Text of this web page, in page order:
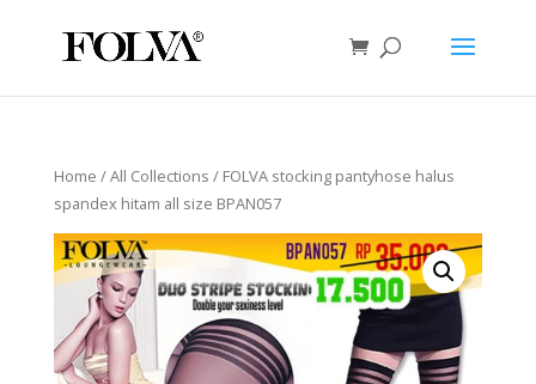
Home /All Collections / FOLVA stocking pantyhose halus
spandex hitam all size BPAN057